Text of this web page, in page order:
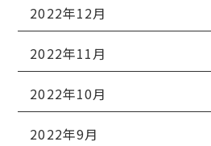
2022年12月
2022年11月
2022年10月
2022年9月